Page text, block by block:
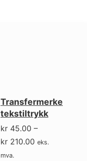
Transfermerke
tekstiltrykk
kr 45.00 –
kr 210.00 eks.
mva.